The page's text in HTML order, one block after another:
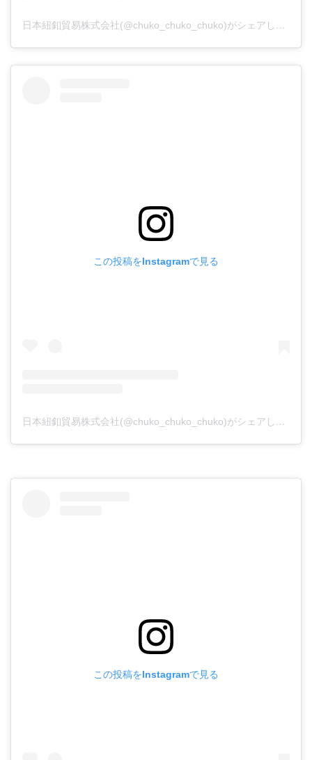
日本紐釦貿易株式会社(@chuko_chuko_chuko)がシェアした投稿
この投稿をInstagramで見る
日本紐釦貿易株式会社(@chuko_chuko_chuko)がシェアした投稿
この投稿をInstagramで見る